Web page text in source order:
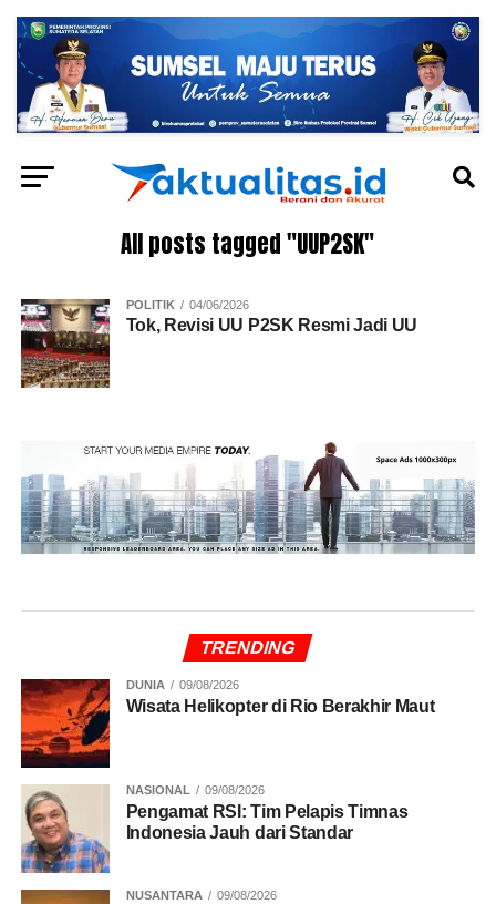
All posts tagged "UUP2SK"
POLITIK 04/06/2026
Tok, Revisi UU P2SK Resmi Jadi UU
TRENDING
DUNIA 09/08/2026
Wisata Helikopter di Rio Berakhir Maut
NASIONAL 09/08/2026
Pengamat RSI: Tim Pelapis Timnas
Indonesia Jauh dari Standar
NUSANTARA 09/08/2026